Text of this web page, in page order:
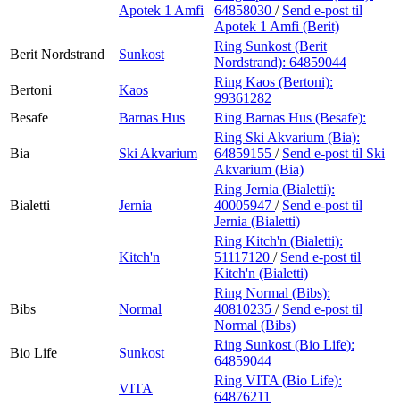
Apotek 1 Amfi
64858030 / Send e-post til
Apotek 1 Amfi (Berit)
Berit Nordstrand
Sunkost
Ring Sunkost (Berit
Nordstrand): 64859044
Bertoni
Kaos
Ring Kaos (Bertoni):
99361282
Besafe
Barnas Hus Ring Barnas Hus (Besafe):
Bia Ski Akvarium
Ring Ski Akvarium (Bia):
64859155 / Send e-post til Ski
Akvarium (Bia)
Bialetti Jernia
Ring Jernia (Bialetti):
40005947 / Send e-post til
Jernia (Bialetti)
Kitch'n
Ring Kitch'n (Bialetti):
51117120 / Send e-post til
Kitch'n (Bialetti)
Bibs Normal
Ring Normal (Bibs):
40810235 / Send e-post til
Normal (Bibs)
Bio Life
Sunkost
Ring Sunkost (Bio Life):
64859044
VITA
Ring VITA (Bio Life):
64876211